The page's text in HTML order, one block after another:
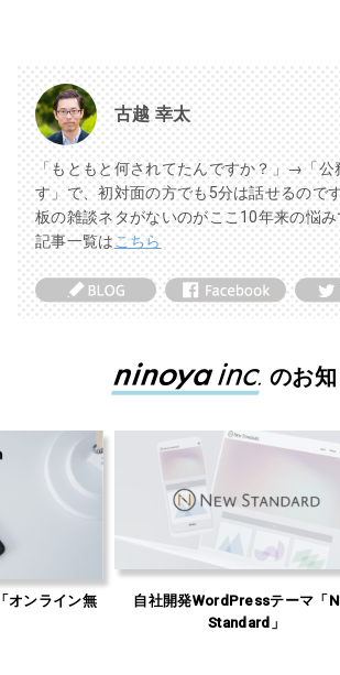
古越 幸太
「もともと何されてたんですか？」→「公
す」で、初対面の方でも5分は話せるので
板の雑談ネタがないのがここ10年来の悩
記事一覧はこちら
のお
オンライン無
自社開発WordPressテーマ「
Standard」